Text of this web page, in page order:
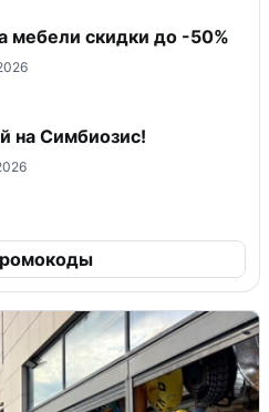
мебели скидки до -50%
на Симбиозис!